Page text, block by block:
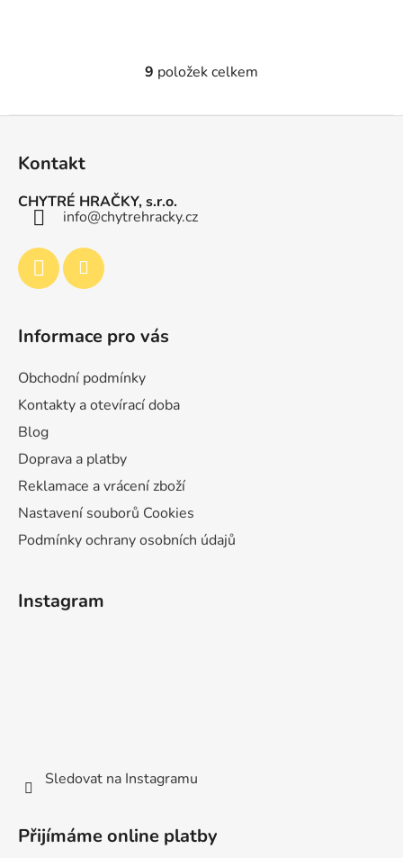
O
l
9 položek celkem
Kontakt
CHYTRÉ HRAČKY, s.r.o.
info@chytrehracky.cz
Informace pro vás
Obchodní podmínky
Kontakty a otevírací doba
Blog
Doprava a platby
Reklamace a vrácení zboží
Nastavení souborů Cookies
Podmínky ochrany osobních údajů
Instagram
Sledovat na Instagramu
Přijímáme online platby